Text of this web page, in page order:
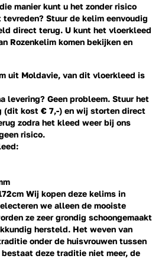
uit Moldavie, van dit vloerkleed is
levering? Geen probleem. Stuur het
(dit kost € 7,-) en wij storten direct
zodra het kleed weer bij ons
risico.
Wij kopen deze kelims in
we alleen de mooiste
ze zeer grondig schoongemaakt
hersteld. Het weven van
onder de huisvrouwen tussen
deze traditie niet meer, de
manier kunt u het zonder risico
Stuur de kelim eenvoudig
direct terug. U kunt het vloerkleed
Rozenkelim komen bekijken en